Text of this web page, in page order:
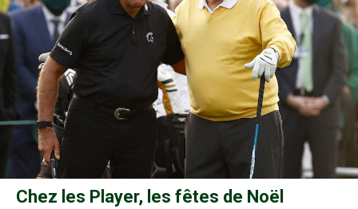
Chez les Player, les fêtes de Noël